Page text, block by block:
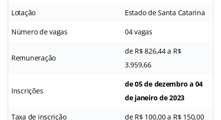
Lotação Estado de Santa Catarina
Número de vagas 04 vagas
Remuneração
de R$ 826,44 a R$
3.959,66
Inscrições
de 05 de dezembro a 04
de janeiro de 2023
Taxa de inscrição de R$ 100,00 a R$ 150,00